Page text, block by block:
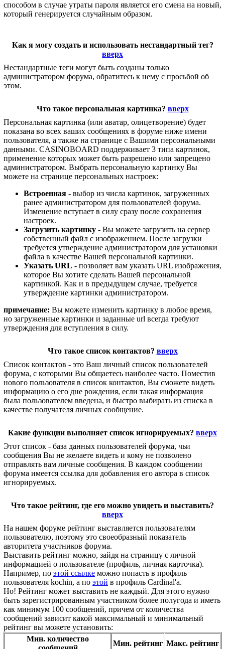
способом в случае утраты пароля является его смена на новый,
который генерируется случайным образом.
Как я могу создать и использовать нестандартный тег?
вверх
Нестандартные теги могут быть созданы только
администратором форума, обратитесь к нему с просьбой об
этом.
Что такое персональная картинка? вверх
Персональная картинка (или аватар, олицетворение) будет
показана во всех ваших сообщениях в форуме ниже имени
пользователя, а также на странице с Вашими персональными
данными. CASINOBOARD поддерживает 3 типа картинок,
применение которых может быть разрешено или запрещено
администратором. Выбрать персональную картинку Вы
можете на странице персональных настроек:
Встроенная - выбор из числа картинок, загруженных
ранее администратором для пользователей форума.
Изменение вступает в силу сразу после сохранения
настроек.
Загрузить картинку - Вы можете загрузить на сервер
собственный файл с изображением. После загрузки
требуется утверждение администратором для установки
файла в качестве Вашей персональной картинки.
Указать URL - позволяет вам указать URL изображения,
которое Вы хотите сделать Вашей персональной
картинкой. Как и в предыдущем случае, требуется
утверждение картинки администратором.
примечание: Вы можете изменить картинку в любое время,
но загруженные картинки и заданные url всегда требуют
утверждения для вступления в силу.
Что такое список контактов? вверх
Список контактов - это Ваш личный список пользователей
форума, с которыми Вы общаетесь наиболее часто. Поместив
нового пользователя в список контактов, Вы сможете видеть
информацию о его дне рождения, если такая информация
была пользователем введена, и быстро выбирать из списка в
качестве получателя личных сообщение.
Какие функции выполняет список игнорируемых? вверх
Этот список - база данных пользователей форума, чьи
сообщения Вы не желаете видеть и кому не позволено
отправлять вам личные сообщения. В каждом сообщении
форума имеется ссылка для добавления его автора в список
игнорируемых.
Что такое рейтинг, где его можно увидеть и выставить?
вверх
На нашем форуме рейтинг выставляется пользователям
пользователю, поэтому это своеобразный показатель
авторитета участников форума.
Выставить рейтинг можно, зайдя на страницу с личной
информацией о пользователе (профиль, личная карточка).
Например, по этой ссылке можно попасть в профиль
пользователя kochin, а по этой в профиль Cardinal'a.
Но! Рейтинг может выставить не каждый. Для этого нужно
быть зарегистрированным участником более полугода и иметь
как минимум 100 сообщений, причем от количества
сообщений зависит какой максимальный и минимальный
рейтинг вы можете установить:
Мин. количество
Мин. рейтинг Макс. рейтинг